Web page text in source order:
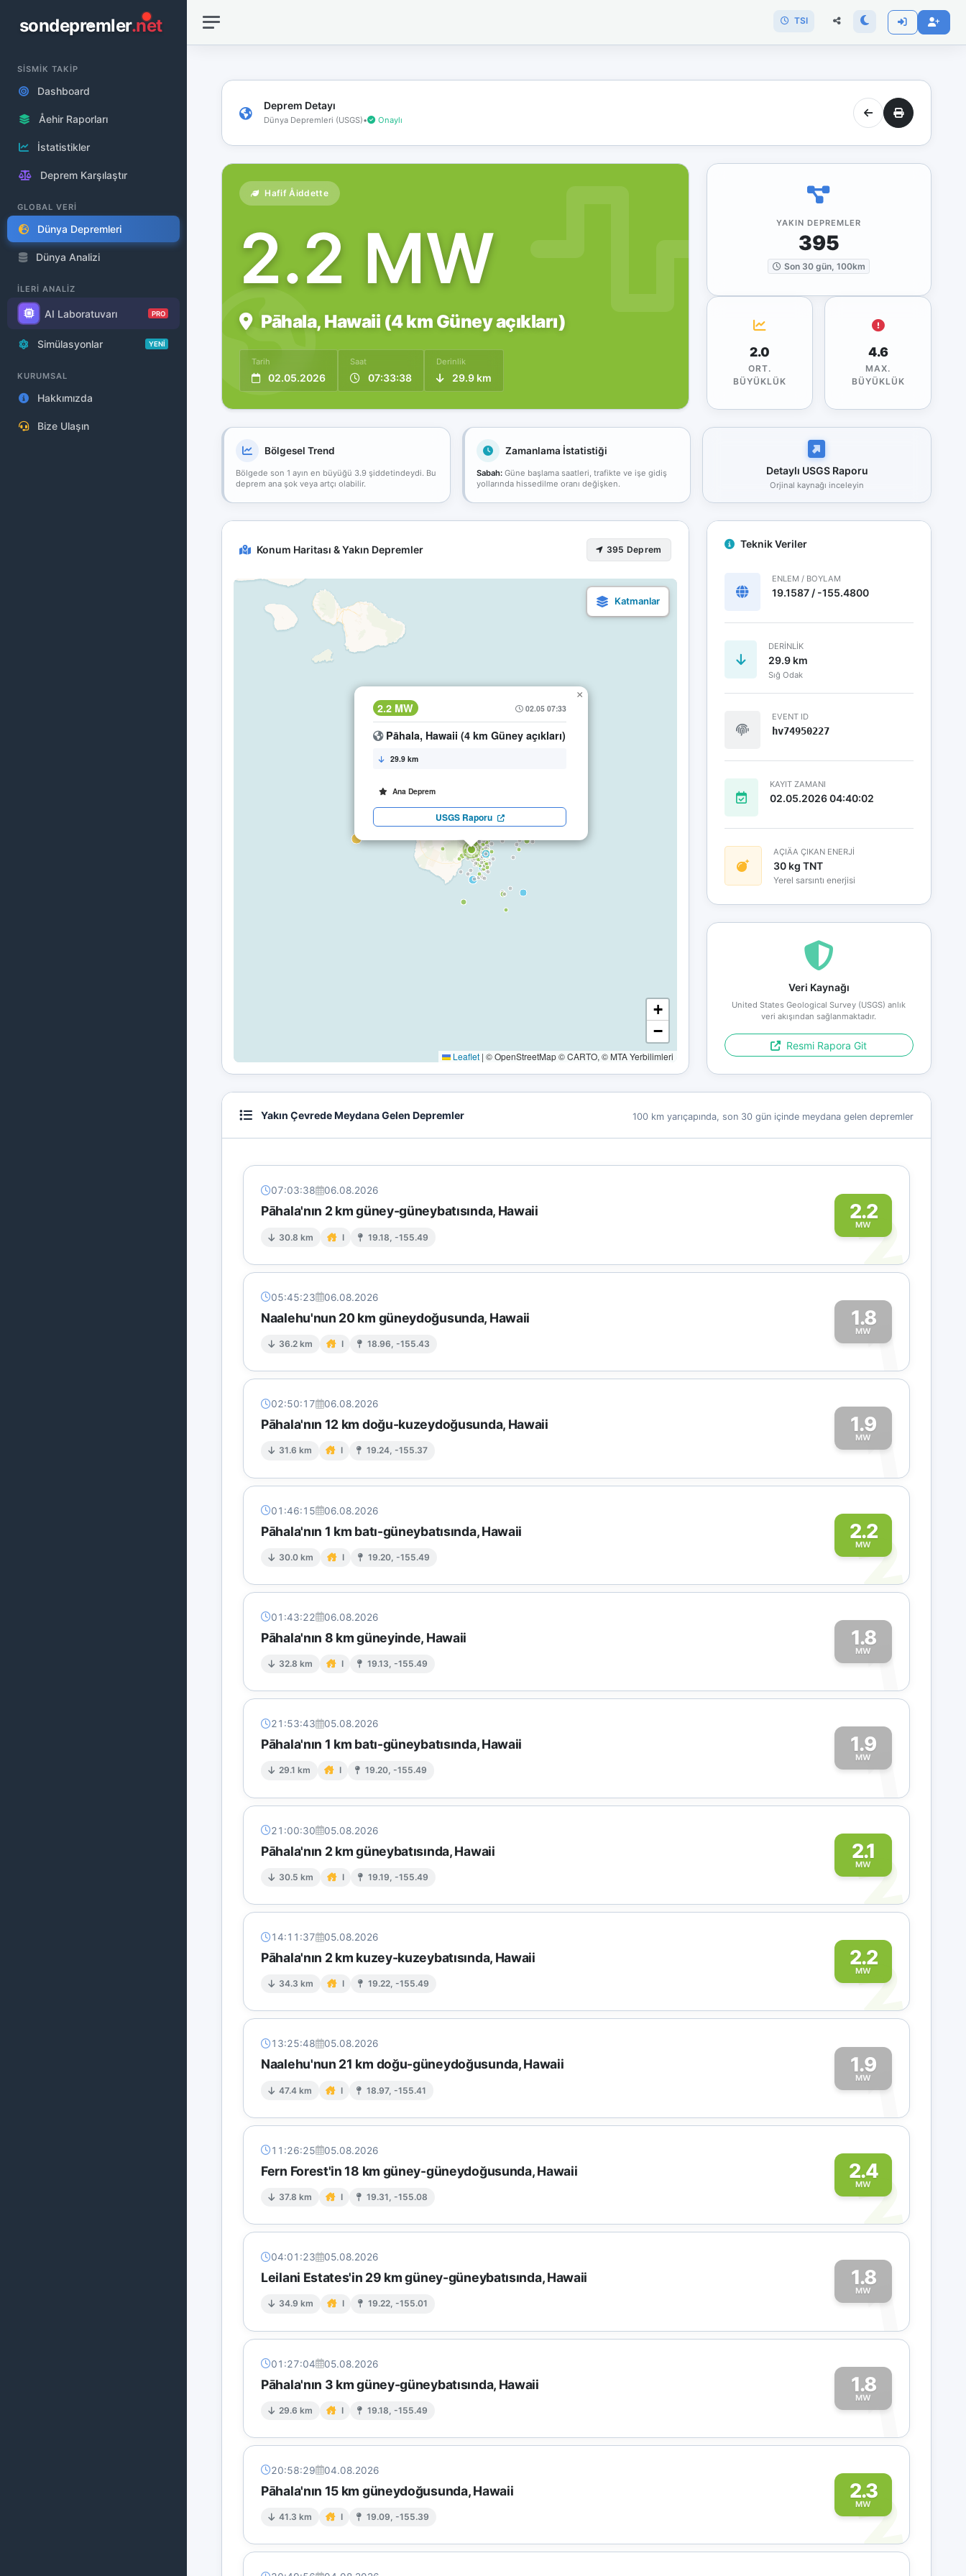
sondepremler.net
SİSMİK TAKİP
Dashboard
Åehir Raporları
İstatistikler
Deprem Karşılaştır
GLOBAL VERİ
Dünya Depremleri
Dünya Analizi
İLERİ ANALİZ
AI Laboratuvarı PRO
Simülasyonlar YENİ
KURUMSAL
Hakkımızda
Bize Ulaşın
TSI
Deprem Detayı
Dünya Depremleri (USGS)• Onaylı
Hafif Åiddette
2.2 MW
Pāhala, Hawaii (4 km Güney açıkları)
Tarih
02.05.2026
Saat
07:33:38
Derinlik
29.9 km
YAKIN DEPREMLER
395
Son 30 gün, 100km
2.0
ORT.
BÜYÜKLÜK
4.6
MAX.
BÜYÜKLÜK
Bölgesel Trend
Bölgede son 1 ayın en büyüğü 3.9 şiddetindeydi. Bu
deprem ana şok veya artçı olabilir.
Zamanlama İstatistiği
Sabah:Güne başlama saatleri, trafikte ve işe gidiş
yollarında hissedilme oranı değişken.
Detaylı USGS Raporu
Orjinal kaynağı inceleyin
Konum Haritası & Yakın Depremler 395 Deprem
2.2 MW 02.05 07:33
Pāhala, Hawaii (4 km Güney açıkları)
29.9 km
Ana Deprem
USGS Raporu
×
+
−
Leaflet | © OpenStreetMap © CARTO, © MTA Yerbilimleri
Teknik Veriler
ENLEM / BOYLAM
19.1587 / -155.4800
DERINLIK
29.9 km
Sığ Odak
EVENT ID
hv74950227
KAYIT ZAMANI
02.05.2026 04:40:02
AÇIÄA ÇIKAN ENERJİ
30 kg TNT
Yerel sarsıntı enerjisi
Veri Kaynağı
United States Geological Survey (USGS) anlık
veri akışından sağlanmaktadır.
Resmi Rapora Git
Yakın Çevrede Meydana Gelen Depremler 100 km yarıçapında, son 30 gün içinde meydana gelen depremler
07:03:38 06.08.2026
Pāhala'nın 2 km güney-güneybatısında, Hawaii
30.8 km I 19.18, -155.49
2.2
MW
2
05:45:23 06.08.2026
Naalehu'nun 20 km güneydoğusunda, Hawaii
36.2 km I 18.96, -155.43
1.8
MW
1
02:50:17 06.08.2026
Pāhala'nın 12 km doğu-kuzeydoğusunda, Hawaii
31.6 km I 19.24, -155.37
1.9
MW
1
01:46:15 06.08.2026
Pāhala'nın 1 km batı-güneybatısında, Hawaii
30.0 km I 19.20, -155.49
2.2
MW
2
01:43:22 06.08.2026
Pāhala'nın 8 km güneyinde, Hawaii
32.8 km I 19.13, -155.49
1.8
MW
1
21:53:43 05.08.2026
Pāhala'nın 1 km batı-güneybatısında, Hawaii
29.1 km I 19.20, -155.49
1.9
MW
1
21:00:30 05.08.2026
Pāhala'nın 2 km güneybatısında, Hawaii
30.5 km I 19.19, -155.49
2.1
MW
2
14:11:37 05.08.2026
Pāhala'nın 2 km kuzey-kuzeybatısında, Hawaii
34.3 km I 19.22, -155.49
2.2
MW
2
13:25:48 05.08.2026
Naalehu'nun 21 km doğu-güneydoğusunda, Hawaii
47.4 km I 18.97, -155.41
1.9
MW
1
11:26:25 05.08.2026
Fern Forest'in 18 km güney-güneydoğusunda, Hawaii
37.8 km I 19.31, -155.08
2.4
MW
2
04:01:23 05.08.2026
Leilani Estates'in 29 km güney-güneybatısında, Hawaii
34.9 km I 19.22, -155.01
1.8
MW
1
01:27:04 05.08.2026
Pāhala'nın 3 km güney-güneybatısında, Hawaii
29.6 km I 19.18, -155.49
1.8
MW
1
20:58:29 04.08.2026
Pāhala'nın 15 km güneydoğusunda, Hawaii
41.3 km I 19.09, -155.39
2.3
MW
2
bağlantınız